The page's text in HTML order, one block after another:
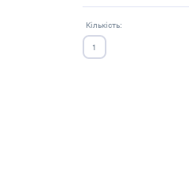
Кількість: